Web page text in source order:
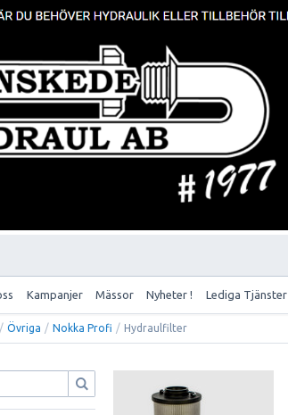
Kampanjer Mässor Nyheter ! Lediga Tjänster
/ Övriga / Nokka Profi / Hydraulfilter